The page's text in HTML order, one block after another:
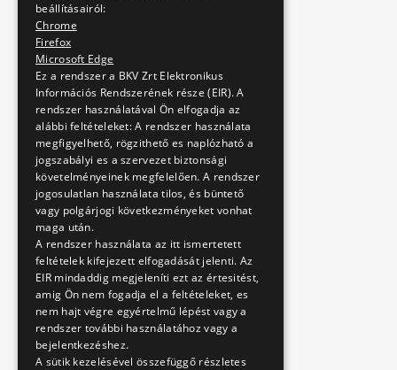
beállításairól:
Chrome
Firefox
Microsoft Edge
Ez a rendszer a BKV Zrt Elektronikus
Információs Rendszerének része (EIR). A
rendszer használatával Ön elfogadja az
alábbi feltételeket: A rendszer használata
megfigyelhető, rögzithető es naplózható a
jogszabályi es a szervezet biztonsági
követelményeinek megfelelően. A rendszer
jogosulatlan használata tilos, és büntető
vagy polgárjogi következményeket vonhat
maga után.
A rendszer használata az itt ismertetett
feltételek kifejezett elfogadását jelenti. Az
EIR mindaddig megjeleníti ezt az értesitést,
amig Ön nem fogadja el a feltételeket, es
nem hajt végre egyértelmű lépést vagy a
rendszer további használatához vagy a
bejelentkezéshez.
A sütik kezelésével összefüggő részletes